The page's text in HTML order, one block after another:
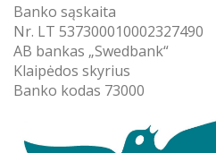
Banko sąskaita
Nr. LT 537300010002327490
AB bankas „Swedbank“
Klaipėdos skyrius
Banko kodas 73000